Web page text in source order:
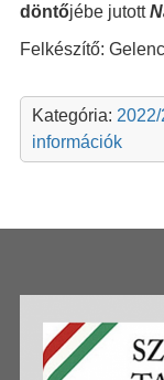
döntőjébe jutott
Felkészítő:
Kategória:
információk